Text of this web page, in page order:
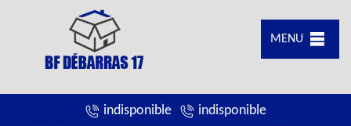
MENU
indisponible indisponible